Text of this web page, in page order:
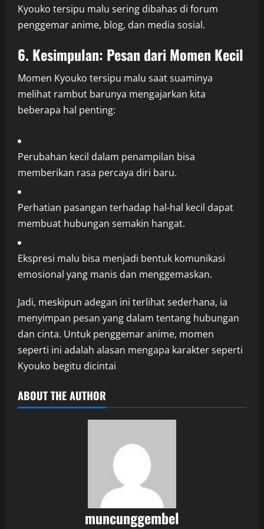
Kyouko tersipu malu sering dibahas di forum
penggemar anime, blog, dan media sosial.
6. Kesimpulan: Pesan dari Momen Kecil
Momen Kyouko tersipu malu saat suaminya
melihat rambut barunya mengajarkan kita
beberapa hal penting:
Perubahan kecil dalam penampilan bisa
memberikan rasa percaya diri baru.
Perhatian pasangan terhadap hal-hal kecil dapat
membuat hubungan semakin hangat.
Ekspresi malu bisa menjadi bentuk komunikasi
emosional yang manis dan menggemaskan.
Jadi, meskipun adegan ini terlihat sederhana, ia
menyimpan pesan yang dalam tentang hubungan
dan cinta. Untuk penggemar anime, momen
seperti ini adalah alasan mengapa karakter seperti
Kyouko begitu dicintai
ABOUT THE AUTHOR
muncunggembel